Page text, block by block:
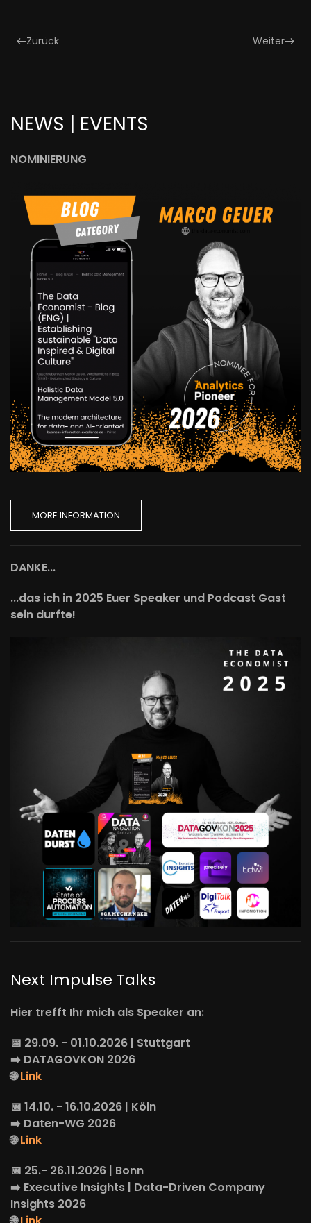
Zurück Weiter
NEWS | EVENTS
NOMINIERUNG
MORE INFORMATION
DANKE...
...das ich in 2025 Euer Speaker und Podcast Gast
sein durfte!
Next Impulse Talks
Hier trefft Ihr mich als Speaker an:
📅 29.09. - 01.10.2026 | Stuttgart
➡️ DATAGOVKON 2026
🌐Link
📅 14.10. - 16.10.2026 | Köln
➡️ Daten-WG 2026
🌐Link
📅 25.- 26.11.2026 | Bonn
➡️ Executive Insights | Data-Driven Company
Insights 2026